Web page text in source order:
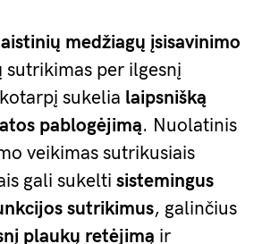
medžiagų įsisavinimo
sutrikimas per ilgesnį
sukelia laipsnišką
pablogėjimą. Nuolatinis
veikimas sutrikusiais
gali sukelti sistemingus
sutrikimus, galinčius
plaukų retėjimą ir